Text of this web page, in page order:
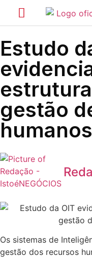
Estudo
gestão
humanos
Os sistemas de
gestão dos recursos